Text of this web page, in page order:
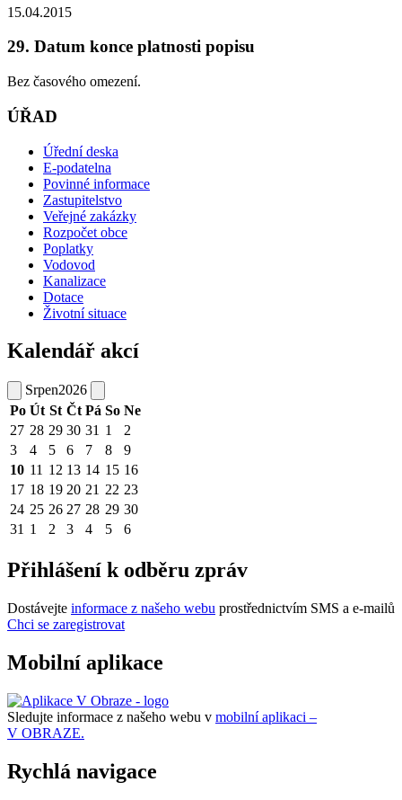
15.04.2015
29. Datum konce platnosti popisu
Bez časového omezení.
ÚŘAD
Úřední deska
E-podatelna
Povinné informace
Zastupitelstvo
Veřejné zakázky
Rozpočet obce
Poplatky
Vodovod
Kanalizace
Dotace
Životní situace
Kalendář akcí
Srpen2026
Po Út St Čt Pá So Ne
27 28 29 30 31 1
2
3
4 5 6 7 8
9
10 11 12 13 14 15 16
17 18 19 20 21 22 23
24 25 26 27 28 29 30
31 1 2 3 4 5 6
Přihlášení k odběru zpráv
Dostávejte informace z našeho webu prostřednictvím SMS a e-mailů
Chci se zaregistrovat
Mobilní aplikace
Sledujte informace z našeho webu v mobilní aplikaci –
V OBRAZE.
Rychlá navigace